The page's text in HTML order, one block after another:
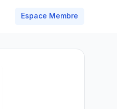
Espace Membre